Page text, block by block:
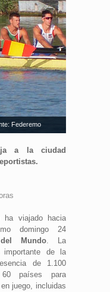
Federemo
a la ciudad
ha viajado hacia
domingo 24
Mundo. La
importante de la
de 1.100
60 países para
juego, incluidas